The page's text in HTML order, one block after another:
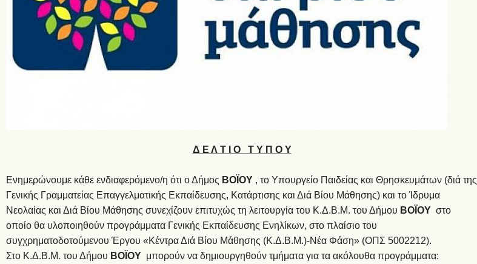
Δ Ε Λ Τ Ι Ο Τ Υ Π Ο Υ
Ενημερώνουμε κάθε ενδιαφερόμενο/η ότι ο Δήμος BΟΪΟΥ , το Υπουργείο Παιδείας και Θρησκευμάτων (διά της
Γενικής Γραμματείας Επαγγελματικής Εκπαίδευσης, Κατάρτισης και Διά Βίου Μάθησης) και το Ίδρυμα
Νεολαίας και Διά Βίου Μάθησης συνεχίζουν επιτυχώς τη λειτουργία του Κ.Δ.Β.Μ. του Δήμου BΟΪΟΥ στο
οποίο θα υλοποιηθούν προγράμματα Γενικής Εκπαίδευσης Ενηλίκων, στο πλαίσιο του
συγχρηματοδοτούμενου Έργου «Κέντρα Διά Βίου Μάθησης (Κ.Δ.Β.Μ.)-Νέα Φάση» (ΟΠΣ 5002212).
Στο Κ.Δ.Β.Μ. του Δήμου BΟΪΟΥ μπορούν να δημιουργηθούν τμήματα για τα ακόλουθα προγράμματα: